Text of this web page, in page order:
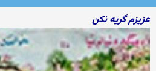
عزیزم گریه نکن